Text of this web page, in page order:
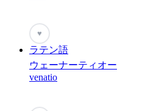
♥
ラテン語
ウェーナーティオー
venatio